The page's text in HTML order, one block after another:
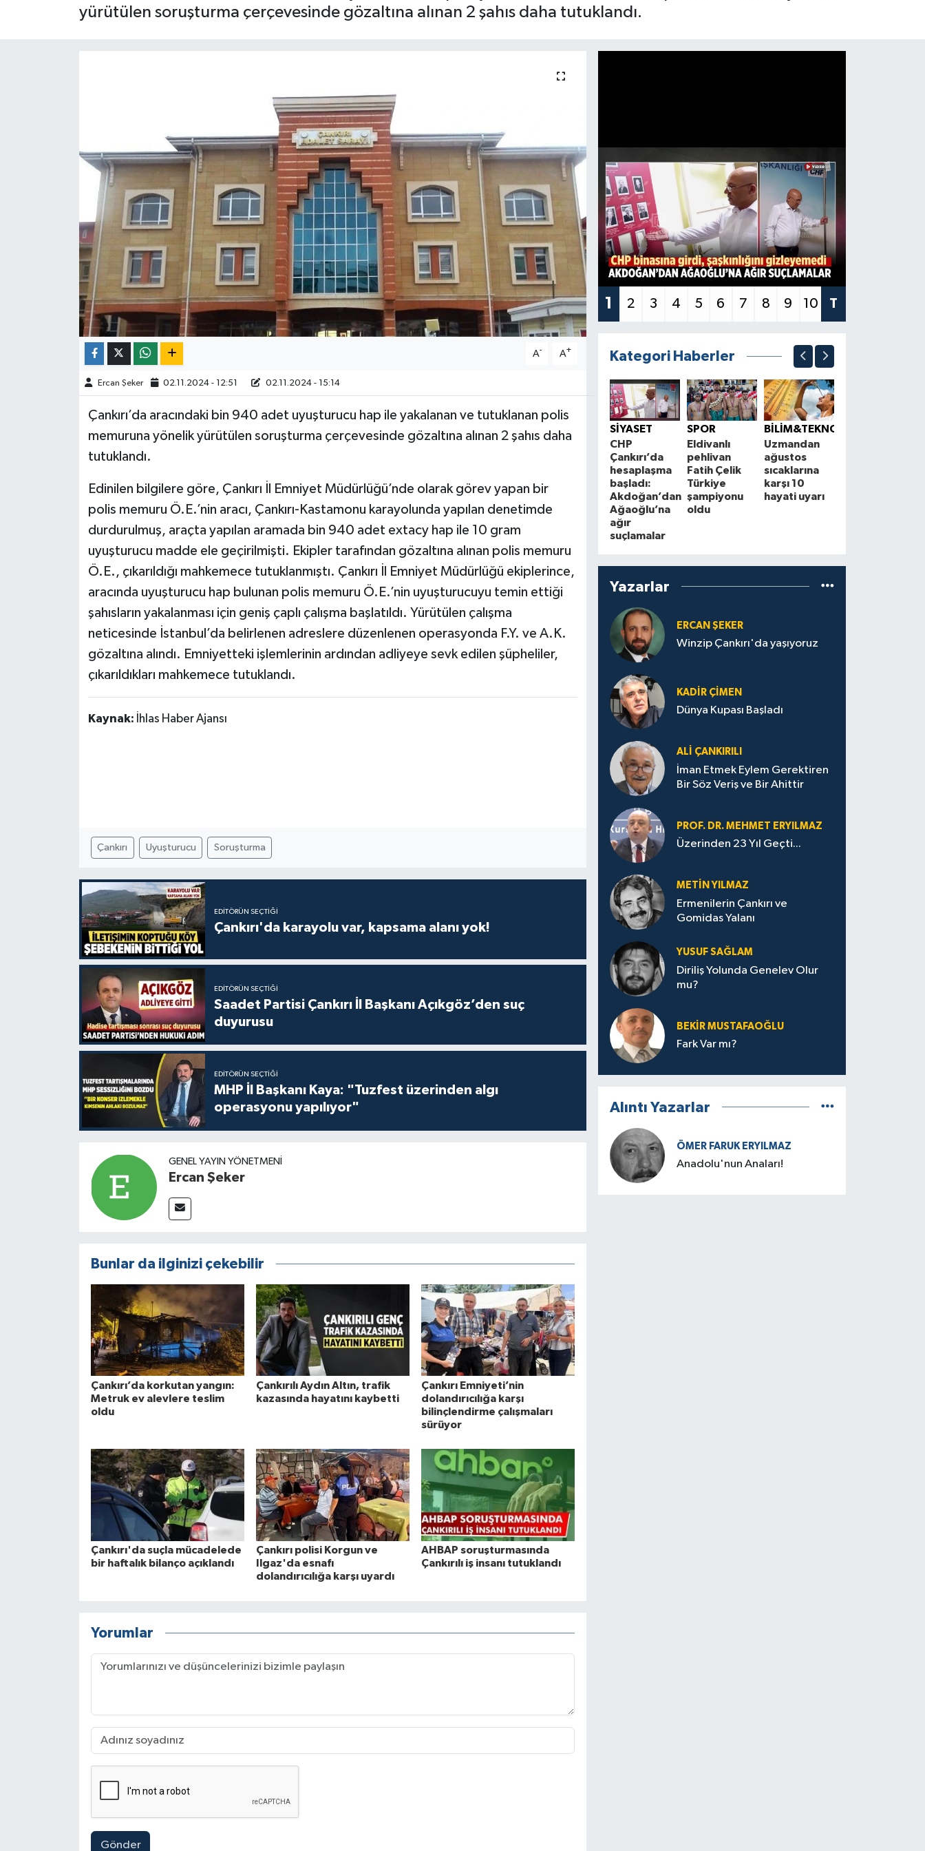
yürütülen soruşturma çerçevesinde gözaltına alınan 2 şahıs daha tutuklandı.
A- A+
Ercan Şeker 02.11.2024 - 12:51 02.11.2024 - 15:14
Çankırı’da aracındaki bin 940 adet uyuşturucu hap ile yakalanan ve tutuklanan polis
memuruna yönelik yürütülen soruşturma çerçevesinde gözaltına alınan 2 şahıs daha
tutuklandı.
Edinilen bilgilere göre, Çankırı İl Emniyet Müdürlüğü’nde olarak görev yapan bir
polis memuru Ö.E.’nin aracı, Çankırı-Kastamonu karayolunda yapılan denetimde
durdurulmuş, araçta yapılan aramada bin 940 adet extacy hap ile 10 gram
uyuşturucu madde ele geçirilmişti. Ekipler tarafından gözaltına alınan polis memuru
Ö.E., çıkarıldığı mahkemece tutuklanmıştı. Çankırı İl Emniyet Müdürlüğü ekiplerince,
aracında uyuşturucu hap bulunan polis memuru Ö.E.’nin uyuşturucuyu temin ettiği
şahısların yakalanması için geniş çaplı çalışma başlatıldı. Yürütülen çalışma
neticesinde İstanbul’da belirlenen adreslere düzenlenen operasyonda F.Y. ve A.K.
gözaltına alındı. Emniyetteki işlemlerinin ardından adliyeye sevk edilen şüpheliler,
çıkarıldıkları mahkemece tutuklandı.
Kaynak: İhlas Haber Ajansı
Çankırı Uyuşturucu Soruşturma
EDITÖRÜN SEÇTIĞI
Çankırı'da karayolu var, kapsama alanı yok!
EDITÖRÜN SEÇTIĞI
Saadet Partisi Çankırı İl Başkanı Açıkgöz’den suç
duyurusu
EDITÖRÜN SEÇTIĞI
MHP İl Başkanı Kaya: "Tuzfest üzerinden algı
operasyonu yapılıyor"
GENEL YAYIN YÖNETMENI
Ercan Şeker
Bunlar da ilginizi çekebilir
Çankırı’da korkutan yangın:
Metruk ev alevlere teslim
oldu
Çankırılı Aydın Altın, trafik
kazasında hayatını kaybetti
Çankırı Emniyeti’nin
dolandırıcılığa karşı
bilinçlendirme çalışmaları
sürüyor
Çankırı'da suçla mücadelede
bir haftalık bilanço açıklandı
Çankırı polisi Korgun ve
Ilgaz'da esnafı
dolandırıcılığa karşı uyardı
AHBAP soruşturmasında
Çankırılı iş insanı tutuklandı
Yorumlar
Gönder
1 2 3 4 5 6 7 8 9 10 T
Kategori Haberler
SİYASET
CHP
Çankırı’da
hesaplaşma
başladı:
Akdoğan’dan
Ağaoğlu’na
ağır
suçlamalar
SPOR
Eldivanlı
pehlivan
Fatih Çelik
Türkiye
şampiyonu
oldu
BİLİM&TEKNOLOJİ
Uzmandan
ağustos
sıcaklarına
karşı 10
hayati uyarı
Yazarlar
ERCAN ŞEKER
Winzip Çankırı'da yaşıyoruz
KADIR ÇIMEN
Dünya Kupası Başladı
ALI ÇANKIRILI
İman Etmek Eylem Gerektiren
Bir Söz Veriş ve Bir Ahittir
PROF. DR. MEHMET ERYILMAZ
Üzerinden 23 Yıl Geçti...
METIN YILMAZ
Ermenilerin Çankırı ve
Gomidas Yalanı
YUSUF SAĞLAM
Diriliş Yolunda Genelev Olur
mu?
BEKIR MUSTAFAOĞLU
Fark Var mı?
Alıntı Yazarlar
ÖMER FARUK ERYILMAZ
Anadolu'nun Anaları!
BİLİM&TEKNOLOJİ
TÜRKİYE